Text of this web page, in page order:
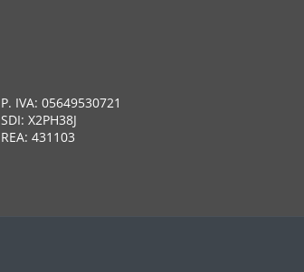
P. IVA: 05649530721
SDI: X2PH38J
REA: 431103